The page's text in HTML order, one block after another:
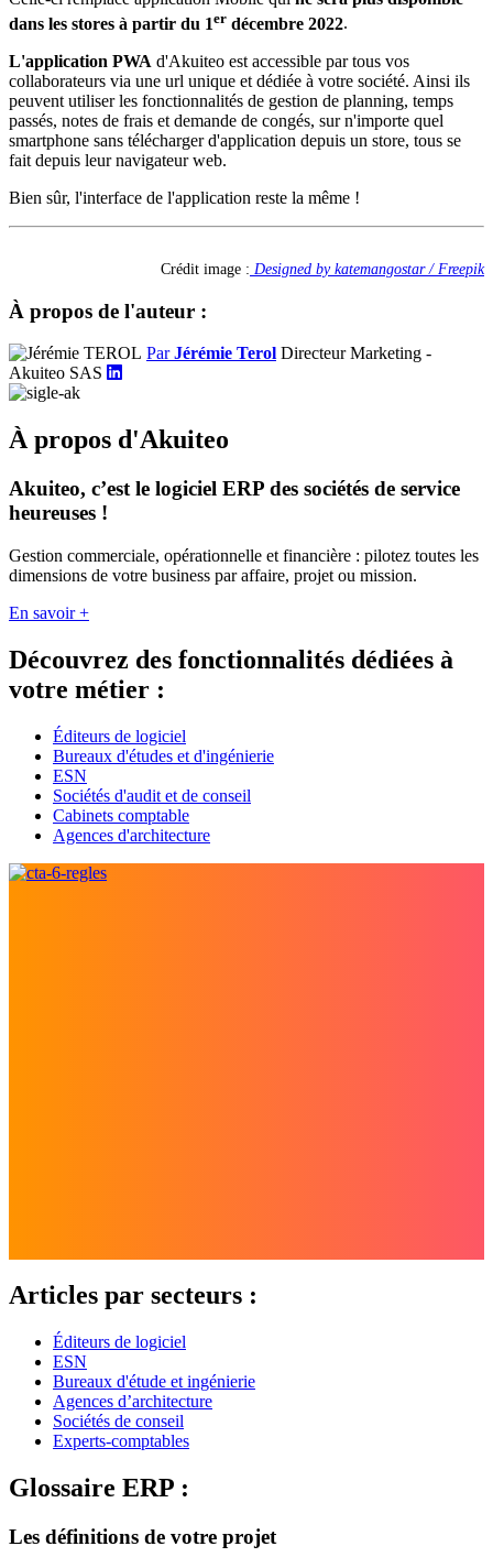
dans les stores à partir du 1er décembre 2022.
L'application PWA d'Akuiteo est accessible par tous vos
collaborateurs via une url unique et dédiée à votre société. Ainsi ils
peuvent utiliser les fonctionnalités de gestion de planning, temps
passés, notes de frais et demande de congés, sur n'importe quel
smartphone sans télécharger d'application depuis un store, tous se
fait depuis leur navigateur web.
Bien sûr, l'interface de l'application reste la même !
Crédit image : Designed by katemangostar / Freepik
À propos de l'auteur :
ParJérémie Terol Directeur Marketing -
Akuiteo SAS
À propos d'Akuiteo
Akuiteo, c’est le logiciel ERP des sociétés de service
heureuses !
Gestion commerciale, opérationnelle et financière : pilotez toutes les
dimensions de votre business par affaire, projet ou mission.
En savoir +
Découvrez des fonctionnalités dédiées à
votre métier :
Éditeurs de logiciel
Bureaux d'études et d'ingénierie
ESN
Sociétés d'audit et de conseil
Cabinets comptable
Agences d'architecture
Articles par secteurs :
Éditeurs de logiciel
ESN
Bureaux d'étude et ingénierie
Agences d’architecture
Sociétés de conseil
Experts-comptables
Glossaire ERP :
Les définitions de votre projet